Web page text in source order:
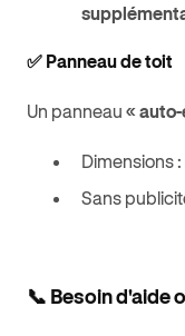
✅ Panneau de toit
Un panneau «
Dimensions
Sans
📞 Besoin d'aide